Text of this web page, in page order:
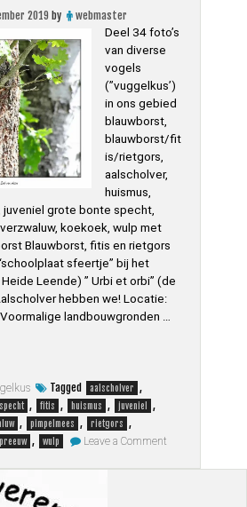
2019 by
webmaster
Deel 34 foto’s
van diverse
vogels
(”vuggelkus’)
in ons gebied
blauwborst,
blauwborst/fit
is/rietgors,
aalscholver,
huismus,
grote bonte specht,
koekoek, wulp met
Blauwborst, fitis en rietgors
sfeertje” bij het
Leende) ” Urbi et orbi” (de
hebben we! Locatie:
landbouwgronden …
Tagged aalscholver ,
, fitis , huismus , juveniel ,
, pimpelmees , rietgors ,
, wulp Leave a Commenton